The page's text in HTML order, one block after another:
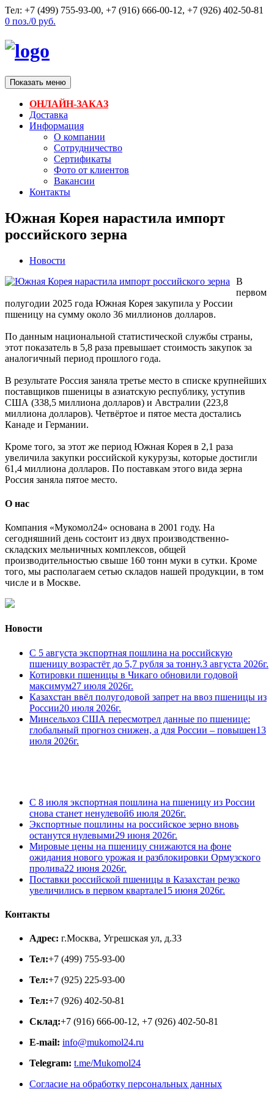
Тел: +7 (499) 755-93-00, +7 (916) 666-00-12, +7 (926) 402-50-81
0 поз./0 руб.
Показать меню
ОНЛАЙН-ЗАКАЗ
Доставка
Информация
О компании
Сотрудничество
Сертификаты
Фото от клиентов
Вакансии
Контакты
Южная Корея нарастила импорт
российского зерна
Новости
В
первом
полугодии 2025 года Южная Корея закупила у России
пшеницу на сумму около 36 миллионов долларов.
По данным национальной статистической службы страны,
этот показатель в 5,8 раза превышает стоимость закупок за
аналогичный период прошлого года.
В результате Россия заняла третье место в списке крупнейших
поставщиков пшеницы в азиатскую республику, уступив
США (338,5 миллиона долларов) и Австралии (223,8
миллиона долларов). Четвёртое и пятое места достались
Канаде и Германии.
Кроме того, за этот же период Южная Корея в 2,1 раза
увеличила закупки российской кукурузы, которые достигли
61,4 миллиона долларов. По поставкам этого вида зерна
Россия заняла пятое место.
О нас
Компания «Мукомол24» основана в 2001 году. На
сегодняшний день состоит из двух производственно-
складских мельничных комплексов, общей
производительностью свыше 160 тонн муки в сутки. Кроме
того, мы располагаем сетью складов нашей продукции, в том
числе и в Москве.
Новости
С 5 августа экспортная пошлина на российскую
пшеницу возрастёт до 5,7 рубля за тонну.3 августа 2026г.
Котировки пшеницы в Чикаго обновили годовой
максимум27 июля 2026г.
Казахстан ввёл полугодовой запрет на ввоз пшеницы из
России20 июля 2026г.
Минсельхоз США пересмотрел данные по пшенице:
глобальный прогноз снижен, а для России – повышен13
июля 2026г.
С 8 июля экспортная пошлина на пшеницу из России
снова станет ненулевой6 июля 2026г.
Экспортные пошлины на российское зерно вновь
останутся нулевыми29 июня 2026г.
Мировые цены на пшеницу снижаются на фоне
ожидания нового урожая и разблокировки Ормузского
пролива22 июня 2026г.
Поставки российской пшеницы в Казахстан резко
увеличились в первом квартале15 июня 2026г.
Контакты
Адрес: г.Москва, Угрешская ул, д.33
Тел:+7 (499) 755-93-00
Тел:+7 (925) 225-93-00
Тел:+7 (926) 402-50-81
Склад:+7 (916) 666-00-12, +7 (926) 402-50-81
E-mail: info@mukomol24.ru
Telegram: t.me/Mukomol24
Согласие на обработку персональных данных